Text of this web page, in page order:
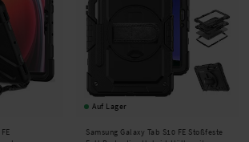
Auf Lager
Samsung Galaxy Tab S10 FE Stoßfeste